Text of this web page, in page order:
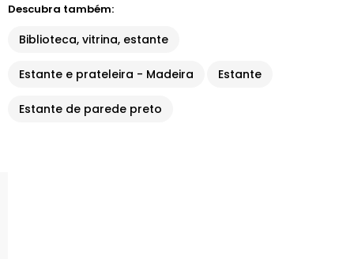
Descubra também:
Biblioteca, vitrina, estante
Estante e prateleira - Madeira Estante
Estante de parede preto